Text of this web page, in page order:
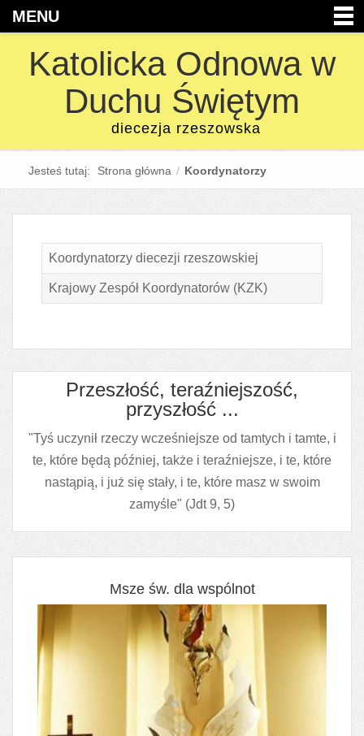
MENU
Katolicka Odnowa w
Duchu Świętym
diecezja rzeszowska
Jesteś tutaj: Strona główna / Koordynatorzy
Koordynatorzy diecezji rzeszowskiej
Krajowy Zespół Koordynatorów (KZK)
Przeszłość, teraźniejszość,
przyszłość ...
"Tyś uczynił rzeczy wcześniejsze od tamtych i tamte, i
te, które będą później, także i teraźniejsze, i te, które
nastąpią, i już się stały, i te, które masz w swoim
zamyśle" (Jdt 9, 5)
Msze św. dla wspólnot